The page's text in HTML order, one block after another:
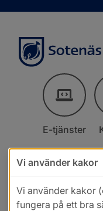
E-tjänster
Vi använder kakor
Vi använder kakor
fungera på ett bra